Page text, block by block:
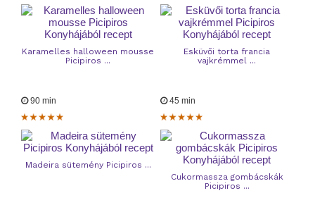
Karamelles halloween mousse
Picipiros ...
Esküvői torta francia
vajkrémmel ...
90 min
Madeira sütemény Picipiros ...
45 min
Cukormassza gombácskák
Picipiros ...